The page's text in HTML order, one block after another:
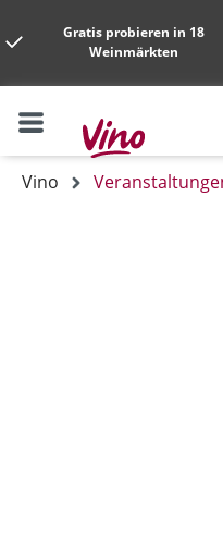
Gratis probieren in 18
Weinmärkten
Vino